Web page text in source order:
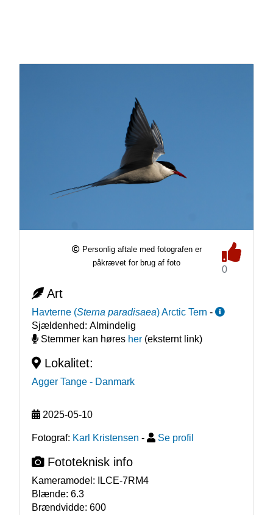
Personlig aftale med fotografen er
påkrævet for brug af foto
0
Art
Havterne (Sterna paradisaea)Arctic Tern -
Sjældenhed: Almindelig
Stemmer kan høres her(eksternt link)
Lokalitet:
Agger Tange - Danmark
2025-05-10
Fotograf: Karl Kristensen - Se profil
Fototeknisk info
Kameramodel:
ILCE-7RM4
Blænde: 6.3
Brændvidde: 600